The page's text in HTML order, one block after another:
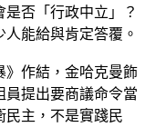
否「行政中立」？
能給與肯定答覆。
》作結，金哈克曼飾
員提出要商議命令當
民主，不是實踐民